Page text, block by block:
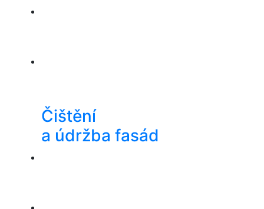
Čištění
a údržba fasád